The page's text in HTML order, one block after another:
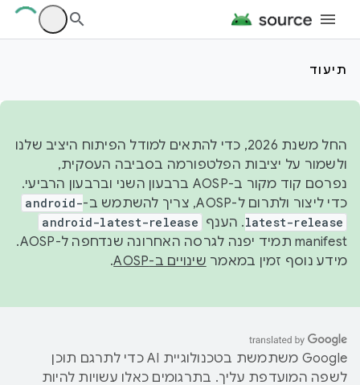
תיעוד
החל משנת 2026, כדי להתאים למודל הפיתוח היציב שלנו
ולשמור על יציבות הפלטפורמה בסביבה העסקית,
נפרסם קוד מקור ב-AOSP ברבעון השני וברבעון הרביעי.
כדי ליצור ולתרום ל-AOSP, צריך להשתמש ב-
android-
latest-release. הענף android-latest-release
manifest תמיד יפנה לגרסה האחרונה שנדחפה ל-AOSP.
מידע נוסף זמין במאמר שינויים ב-AOSP .
‫Google משתמשת בטכנולוגיית AI כדי לתרגם תוכן
לשפה המועדפת עליך. בתרגומים כאלו עשויות להיות